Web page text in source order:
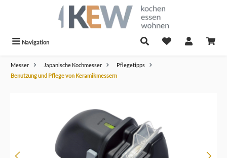
Navigation
Messer Japanische Kochmesser
Pflegetipps
Benutzung und Pflege von Keramikmessern